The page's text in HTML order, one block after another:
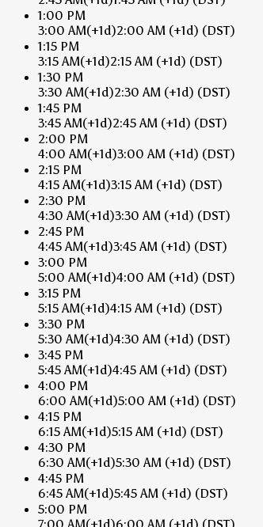
1:00 PM
3:00 AM(+1d)2:00 AM (+1d) (DST)
1:15 PM
3:15 AM(+1d)2:15 AM (+1d) (DST)
1:30 PM
3:30 AM(+1d)2:30 AM (+1d) (DST)
1:45 PM
3:45 AM(+1d)2:45 AM (+1d) (DST)
2:00 PM
4:00 AM(+1d)3:00 AM (+1d) (DST)
2:15 PM
4:15 AM(+1d)3:15 AM (+1d) (DST)
2:30 PM
4:30 AM(+1d)3:30 AM (+1d) (DST)
2:45 PM
4:45 AM(+1d)3:45 AM (+1d) (DST)
3:00 PM
5:00 AM(+1d)4:00 AM (+1d) (DST)
3:15 PM
5:15 AM(+1d)4:15 AM (+1d) (DST)
3:30 PM
5:30 AM(+1d)4:30 AM (+1d) (DST)
3:45 PM
5:45 AM(+1d)4:45 AM (+1d) (DST)
4:00 PM
6:00 AM(+1d)5:00 AM (+1d) (DST)
4:15 PM
6:15 AM(+1d)5:15 AM (+1d) (DST)
4:30 PM
6:30 AM(+1d)5:30 AM (+1d) (DST)
4:45 PM
6:45 AM(+1d)5:45 AM (+1d) (DST)
5:00 PM
7:00 AM(+1d)6:00 AM (+1d) (DST)